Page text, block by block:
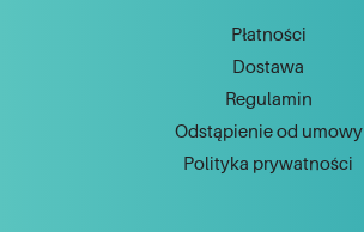
Płatności
Dostawa
Regulamin
Odstąpienie od umowy
Polityka prywatności